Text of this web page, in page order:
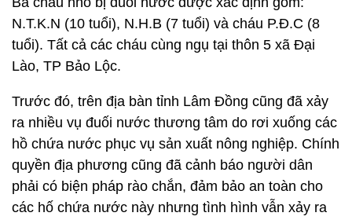
N.T.K.N (10 tuổi), N.H.B (7 tuổi) và cháu P.Đ.C (8
tuổi). Tất cả các cháu cùng ngụ tại thôn 5 xã Đại
Lào, TP Bảo Lộc.
Trước đó, trên địa bàn tỉnh Lâm Đồng cũng đã xảy
ra nhiều vụ đuối nước thương tâm do rơi xuống các
hồ chứa nước phục vụ sản xuất nông nghiệp. Chính
quyền địa phương cũng đã cảnh báo người dân
phải có biện pháp rào chắn, đảm bảo an toàn cho
các hố chứa nước này nhưng tình hình vẫn xảy ra